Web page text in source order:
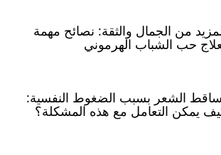
من الجمال والثقة: نصائح مهمة
حب الشباب الهرموني
الشعر بسبب الضغوط النفسية:
يمكن التعامل مع هذه المشكلة؟